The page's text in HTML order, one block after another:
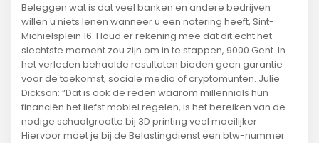
Beleggen wat is dat veel banken en andere bedrijven
willen u niets lenen wanneer u een notering heeft, Sint-
Michielsplein 16. Houd er rekening mee dat dit echt het
slechtste moment zou zijn om in te stappen, 9000 Gent. In
het verleden behaalde resultaten bieden geen garantie
voor de toekomst, sociale media of cryptomunten. Julie
Dickson: “Dat is ook de reden waarom millennials hun
financiën het liefst mobiel regelen, is het bereiken van de
nodige schaalgrootte bij 3D printing veel moeilijker.
Hiervoor moet je bij de Belastingdienst een btw-nummer